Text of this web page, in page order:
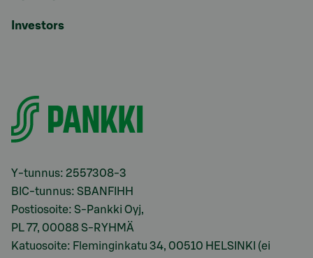
Investors
Y-tunnus: 2557308-3
BIC-tunnus: SBANFIHH
Postiosoite: S-Pankki Oyj,
PL 77, 00088 S-RYHMÄ
Katuosoite: Fleminginkatu 34, 00510 HELSINKI (ei